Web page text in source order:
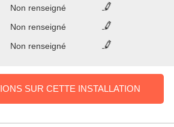
Non renseigné
Non renseigné
Non renseigné
SUR CETTE INSTALLATION